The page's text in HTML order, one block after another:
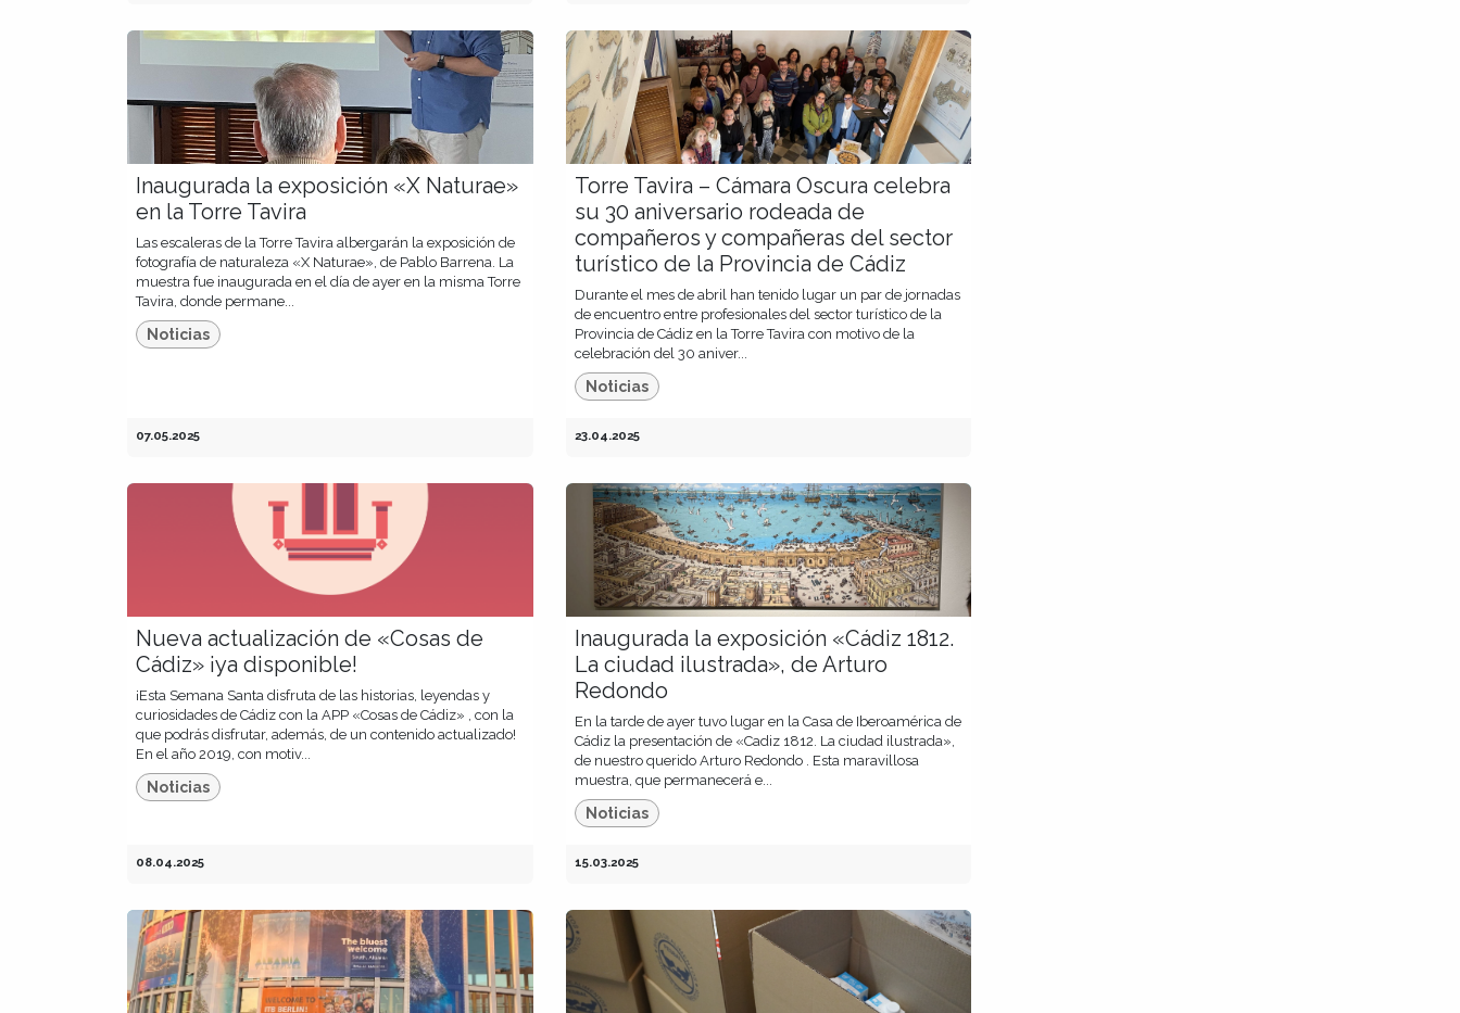
Inaugurada la exposición «X Naturae»
en la Torre Tavira
Las escaleras de la Torre Tavira albergarán la exposición de
fotografía de naturaleza «X Naturae», de Pablo Barrena. La
muestra fue inaugurada en el día de ayer en la misma Torre
Tavira, donde permane...
Noticias
07.05.2025
Torre Tavira – Cámara Oscura celebra
su 30 aniversario rodeada de
compañeros y compañeras del sector
turístico de la Provincia de Cádiz
Durante el mes de abril han tenido lugar un par de jornadas
de encuentro entre profesionales del sector turístico de la
Provincia de Cádiz en la Torre Tavira con motivo de la
celebración del 30 aniver...
Noticias
23.04.2025
Nueva actualización de «Cosas de
Cádiz» ¡ya disponible!
¡Esta Semana Santa disfruta de las historias, leyendas y
curiosidades de Cádiz con la APP «Cosas de Cádiz» , con la
que podrás disfrutar, además, de un contenido actualizado!
En el año 2019, con motiv...
Noticias
08.04.2025
Inaugurada la exposición «Cádiz 1812.
La ciudad ilustrada», de Arturo
Redondo
En la tarde de ayer tuvo lugar en la Casa de Iberoamérica de
Cádiz la presentación de «Cadiz 1812. La ciudad ilustrada»,
de nuestro querido Arturo Redondo . Esta maravillosa
muestra, que permanecerá e...
Noticias
15.03.2025